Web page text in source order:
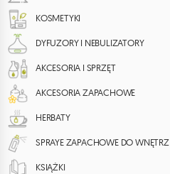
KOSMETYKI
DYFUZORY I NEBULIZATORY
AKCESORIA I SPRZĘT
AKCESORIA ZAPACHOWE
HERBATY
SPRAYE ZAPACHOWE DO WNĘTRZ
KSIĄŻKI